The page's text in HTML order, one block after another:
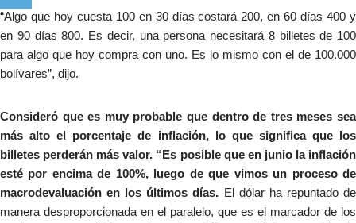
“Algo que hoy cuesta 100 en 30 días costará 200, en 60 días 400 y
en 90 días 800. Es decir, una persona necesitará 8 billetes de 100
para algo que hoy compra con uno. Es lo mismo con el de 100.000
bolívares”, dijo.
Consideró que es muy probable que dentro de tres meses sea
más alto el porcentaje de inflación, lo que significa que los
billetes perderán más valor. “Es posible que en junio la inflación
esté por encima de 100%, luego de que vimos un proceso de
macrodevaluación en los últimos días. El dólar ha repuntado de
manera desproporcionada en el paralelo, que es el marcador de los